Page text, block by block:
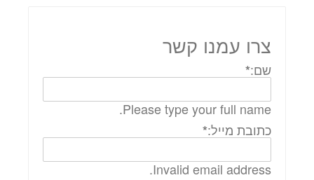
צרו עמנו קשר
שם:*
Please type your full name.
כתובת מייל:*
Invalid email address.